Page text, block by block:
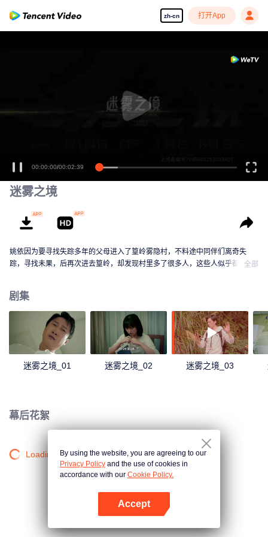
zh-cn 打开App
00:00:00/00:02:39
迷雾之境
姚依因为要寻找失踪多年的父母进入了篁岭雾隐村，不料途中同伴们离奇失
踪，寻找未果，后再次进去篁岭，却发现村里多了很多人，这些人似乎都跟一
全部
剧集
迷雾之境_01 迷雾之境_02 迷雾之境_03
幕后花絮
Loading…By using the website, you are agreeing to our
Privacy Policy and the use of cookies in
accordance with our Cookie Policy.
Accept